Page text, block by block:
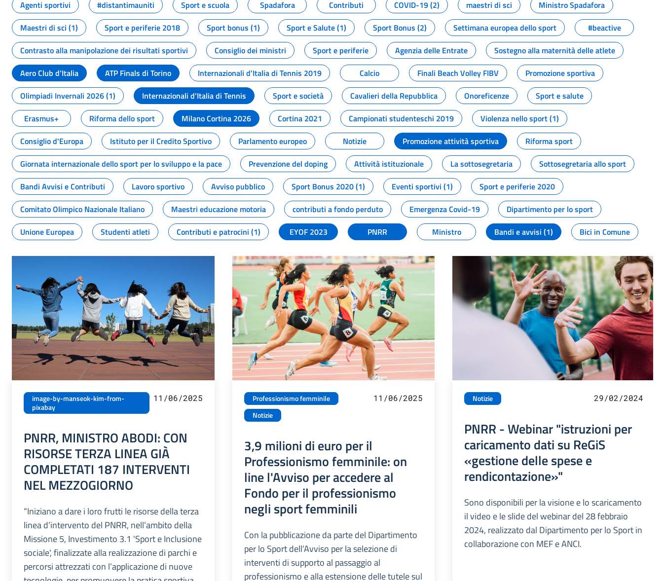
Agenti sportivi
#distantimauniti Sport e scuola Spadafora Contributi COVID-19 (2) maestri di sci
Ministro Spadafora
Maestri di sci (1)
Sport e periferie 2018 Sport bonus (1) Sport e Salute (1) Sport Bonus (2) Settimana europea dello sport
#beactive
Contrasto alla manipolazione dei risultati sportivi
Consiglio dei ministri Sport e periferie Agenzia delle Entrate
Sostegno alla maternità delle atlete
Aero Club d'Italia
ATP Finals di Torino Internazionali d'Italia di Tennis 2019 Calcio Finali Beach Volley FIBV
Promozione sportiva
Olimpiadi Invernali 2026 (1)
Internazionali d'Italia di Tennis Sport e società Cavalieri della Repubblica Onoreficenze
Sport e salute
Erasmus+
Riforma dello sport Milano Cortina 2026 Cortina 2021 Campionati studenteschi 2019
Violenza nello sport (1)
Consiglio d'Europa
Istituto per il Credito Sportivo Parlamento europeo Notizie Promozione attività sportiva
Riforma sport
Giornata internazionale dello sport per lo sviluppo e la pace
Prevenzione del doping Attività istituzionale La sottosegretaria
Sottosegretaria allo sport
Bandi Avvisi e Contributi
Lavoro sportivo Avviso pubblico Sport Bonus 2020 (1) Eventi sportivi (1)
Sport e periferie 2020
Comitato Olimpico Nazionale Italiano
Maestri educazione motoria contributi a fondo perduto Emergenza Covid-19
Dipartimento per lo sport
Unione Europea
Studenti atleti Contributi e patrocini (1) EYOF 2023 PNRR Ministro Bandi e avvisi (1) Bici in Comune
image-by-manseok-kim-from-
pixabay
11/06/2025
PNRR, MINISTRO ABODI: CON
RISORSE TERZA LINEA GIÀ
COMPLETATI 187 INTERVENTI
NEL MEZZOGIORNO
“Iniziano a dare i loro frutti le risorse della terza
linea d’intervento del PNRR, nell’ambito della
Missione 5, Investimento 3.1 'Sport e Inclusione
sociale', finalizzate alla realizzazione di parchi e
percorsi attrezzati con l’applicazione di nuove
Professionismo femminile
Notizie
11/06/2025
3,9 milioni di euro per il
Professionismo femminile: on
line l'Avviso per accedere al
Fondo per il professionismo
negli sport femminili
Con la pubblicazione da parte del Dipartimento
per lo Sport dell’Avviso per la selezione di
interventi di supporto al passaggio al
professionismo e alla estensione delle tutele sul
Notizie 29/02/2024
PNRR - Webinar "istruzioni per
caricamento dati su ReGiS
«gestione delle spese e
rendicontazione»"
Sono disponibili per la visione e lo scaricamento
il video e le slide del webinar del 28 febbraio
2024, realizzato dal Dipartimento per lo Sport in
collaborazione con MEF e ANCI.